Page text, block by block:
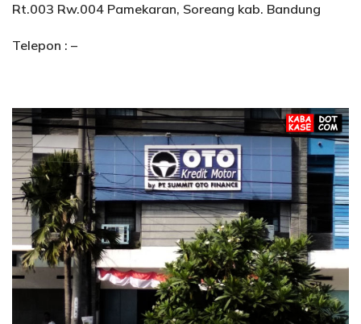
Rt.003 Rw.004 Pamekaran, Soreang kab. Bandung
Telepon : –